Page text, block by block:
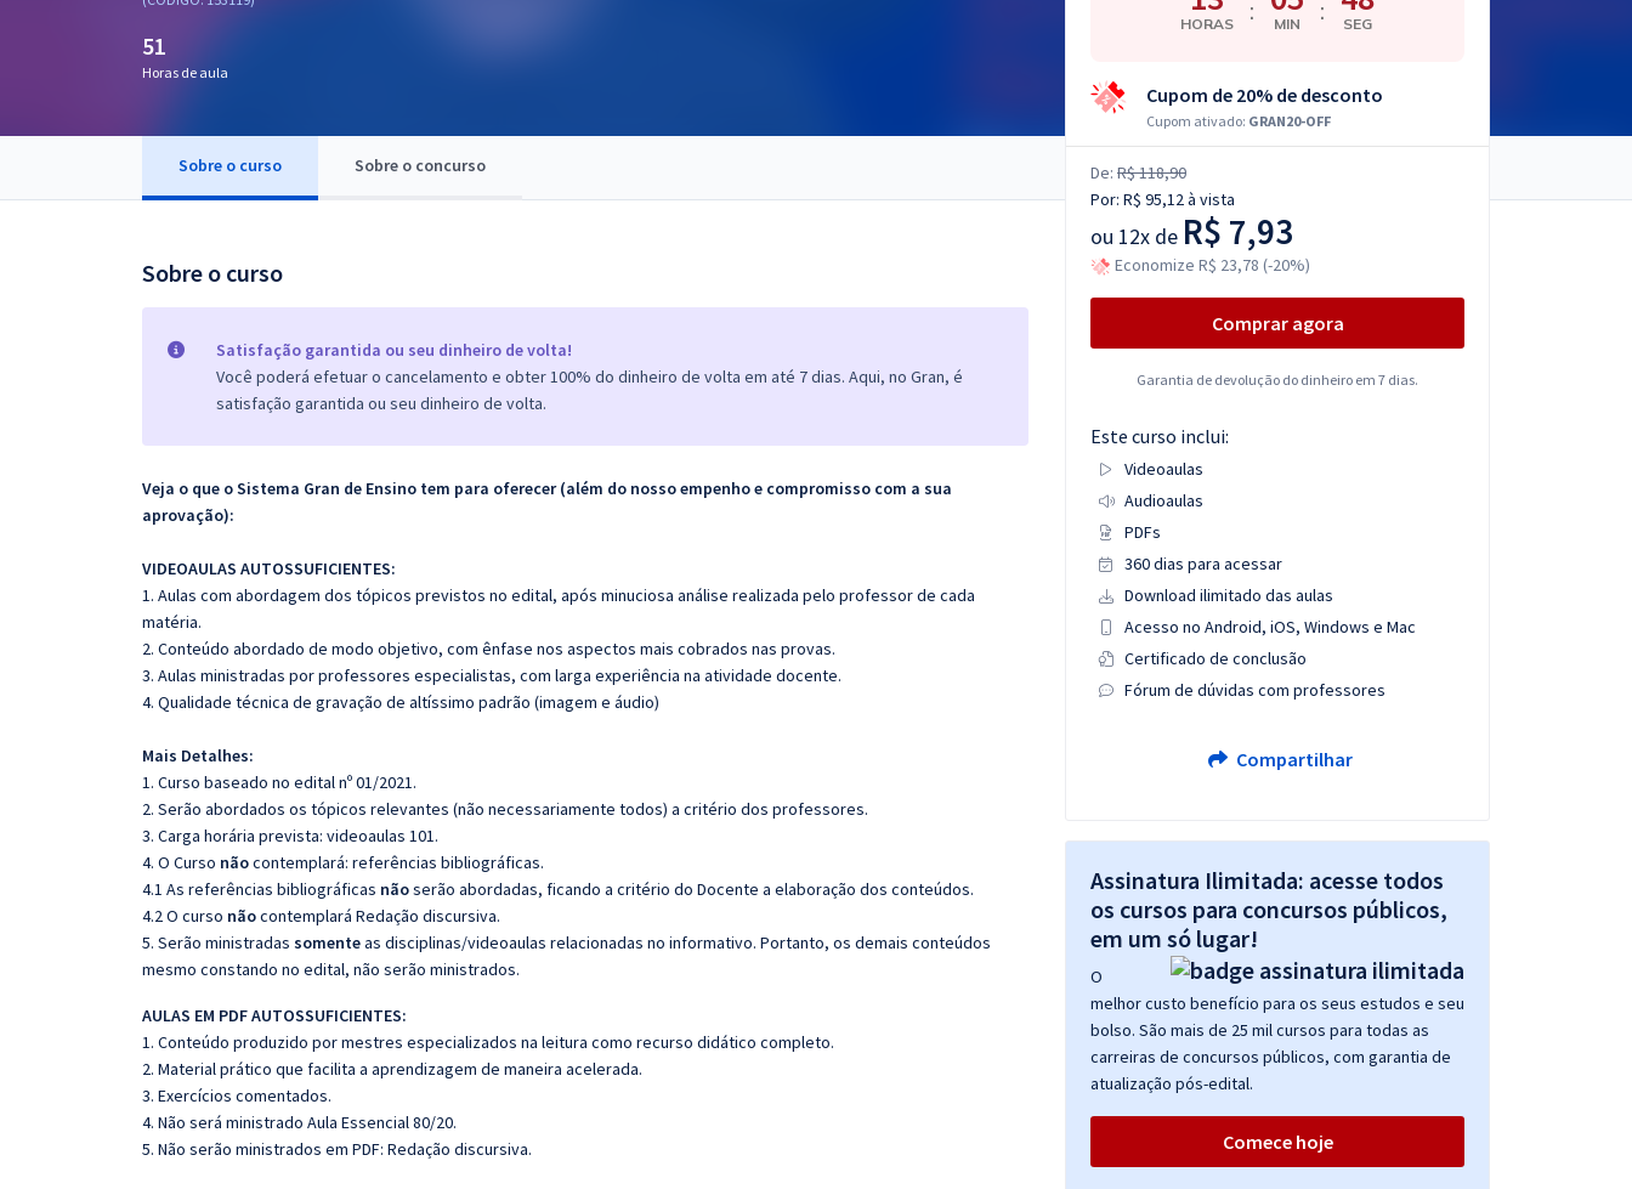
OAB
51
Horas de aula
Sobre o curso Sobre o concurso
Sobre o curso
Satisfação garantida ou seu dinheiro de volta!
Você poderá efetuar o cancelamento e obter 100% do dinheiro de volta em até 7 dias. Aqui, no Gran, é
satisfação garantida ou seu dinheiro de volta.
Veja o que o Sistema Gran de Ensino tem para oferecer (além do nosso empenho e compromisso com a sua
aprovação):
VIDEOAULAS AUTOSSUFICIENTES:
1. Aulas com abordagem dos tópicos previstos no edital, após minuciosa análise realizada pelo professor de cada
matéria.
2. Conteúdo abordado de modo objetivo, com ênfase nos aspectos mais cobrados nas provas.
3. Aulas ministradas por professores especialistas, com larga experiência na atividade docente.
4. Qualidade técnica de gravação de altíssimo padrão (imagem e áudio)
Mais Detalhes:
1. Curso baseado no edital nº 01/2021.
2. Serão abordados os tópicos relevantes (não necessariamente todos) a critério dos professores.
3. Carga horária prevista: videoaulas 101.
4. O Curso nãocontemplará: referências bibliográficas.
4.1 As referências bibliográficas nãoserão abordadas, ficando a critério do Docente a elaboração dos conteúdos.
4.2 O curso nãocontemplará Redação discursiva.
5. Serão ministradas somenteas disciplinas/videoaulas relacionadas no informativo. Portanto, os demais conteúdos
mesmo constando no edital, não serão ministrados.
AULAS EM PDF AUTOSSUFICIENTES:
1. Conteúdo produzido por mestres especializados na leitura como recurso didático completo.
2. Material prático que facilita a aprendizagem de maneira acelerada.
3. Exercícios comentados.
4. Não será ministrado Aula Essencial 80/20.
5. Não serão ministrados em PDF: Redação discursiva.
HORAS : MIN : SEG
Cupom de 20% de desconto
Cupom ativado: GRAN20-OFF
De: R$ 118,90
Por: R$ 95,12à vista
ou 12x de R$ 7,93
Economize R$ 23,78 (-20%)
Comprar agora
Garantia de devolução do dinheiro em 7 dias.
Este curso inclui:
Videoaulas
Audioaulas
PDFs
360 dias para acessar
Download ilimitado das aulas
Acesso no Android, iOS, Windows e Mac
Certificado de conclusão
Fórum de dúvidas com professores
Compartilhar
Assinatura Ilimitada: acesse todos
os cursos para concursos públicos,
em um só lugar!
O
melhor custo benefício para os seus estudos e seu
bolso. São mais de 25 mil cursos para todas as
carreiras de concursos públicos, com garantia de
atualização pós-edital.
Comece hoje